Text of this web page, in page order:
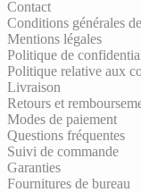
Contact
Conditions générales
Mentions légales
Politique de
Politique relative aux
Livraison
Retours et
Modes de paiement
Questions fréquentes
Suivi de commande
Garanties
Fournitures de bureau